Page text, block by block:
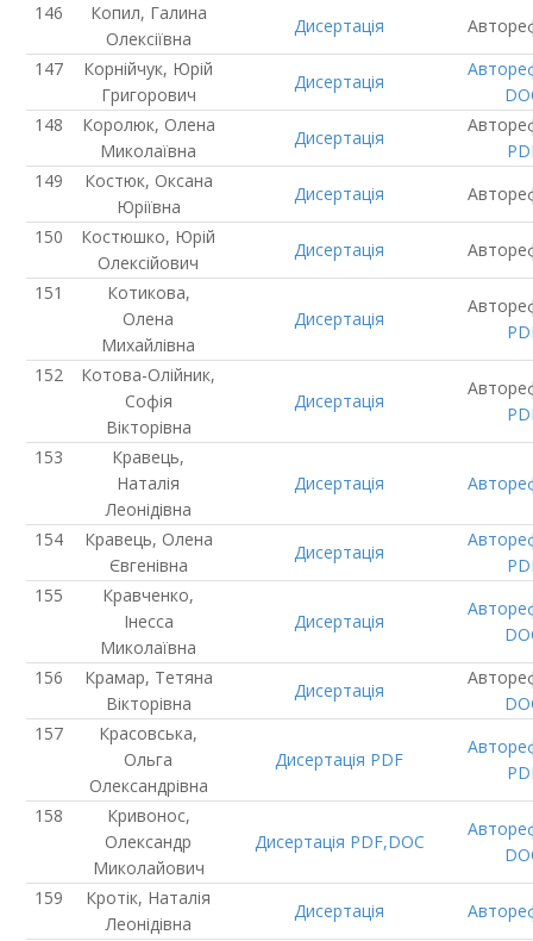
Копил, Галина
Олексіївна
Дисертація
Корнійчук, Юрій
Григорович
Дисертація
Королюк, Олена
Миколаївна
Дисертація
Костюк, Оксана
Юріївна
Дисертація
Костюшко, Юрій
Олексійович
Дисертація
Котикова,
Олена
Михайлівна
Дисертація
Котова-Олійник,
Софія
Вікторівна
Дисертація
Кравець,
Наталія
Леонідівна
Дисертація
Кравець, Олена
Євгенівна
Дисертація
Кравченко,
Інесса
Миколаївна
Дисертація
Крамар, Тетяна
Вікторівна
Дисертація
Красовська,
Ольга
Олександрівна
Дисертація PDF
Кривонос,
Олександр
Миколайович
Дисертація PDF,DOC
Кротік, Наталія
Леонідівна
Дисертація